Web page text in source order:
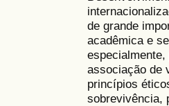
de grande
acadêmica e
associação de
princípios
sobrevivência,